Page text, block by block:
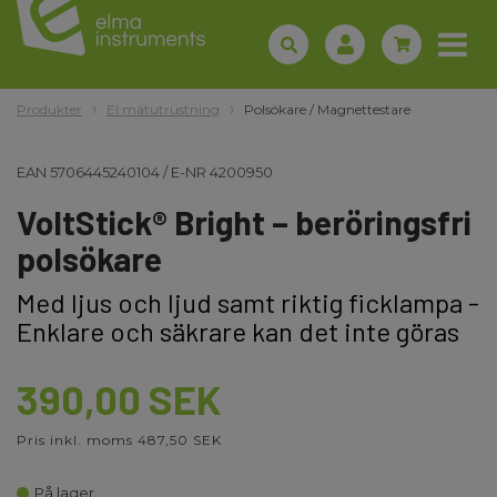
Produkter El mätutrustning Polsökare / Magnettestare
EAN 5706445240104/E-NR 4200950
VoltStick® Bright – beröringsfri
polsökare
Med ljus och ljud samt riktig ficklampa -
Enklare och säkrare kan det inte göras
390,00 SEK
Pris inkl. moms 487,50 SEK
På lager